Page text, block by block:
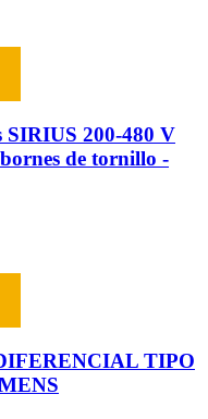
SIRIUS 200-480 V
de tornillo -
TIPO